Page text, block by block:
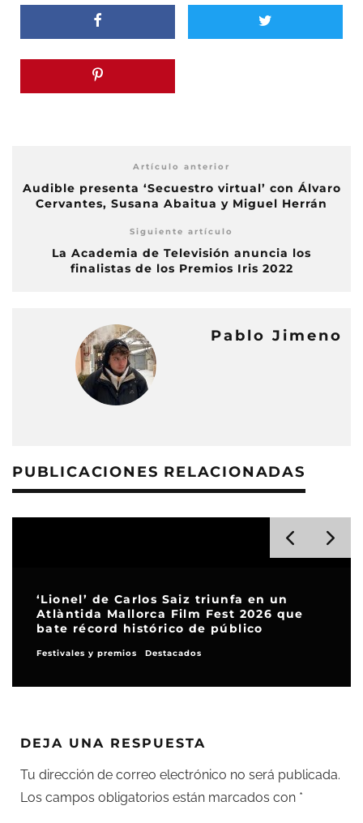
Artículo anterior
Audible presenta ‘Secuestro virtual’ con Álvaro
Cervantes, Susana Abaitua y Miguel Herrán
Siguiente artículo
La Academia de Televisión anuncia los
finalistas de los Premios Iris 2022
Pablo Jimeno
PUBLICACIONES RELACIONADAS
‘Lionel’ de Carlos Saiz triunfa en un
Atlàntida Mallorca Film Fest 2026 que
bate récord histórico de público
Festivales y premios Destacados
DEJA UNA RESPUESTA
Tu dirección de correo electrónico no será publicada.
Los campos obligatorios están marcados con *